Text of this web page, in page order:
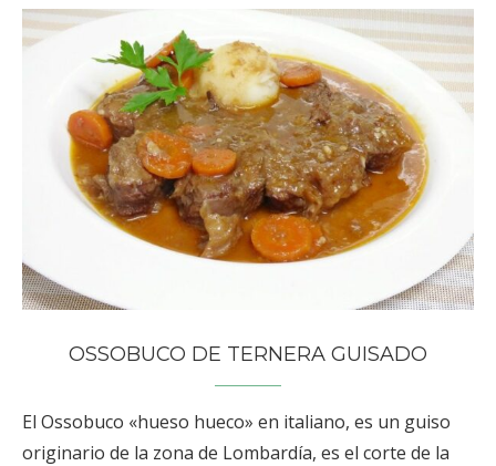
OSSOBUCO DE TERNERA GUISADO
El Ossobuco «hueso hueco» en italiano, es un guiso
originario de la zona de Lombardía, es el corte de la